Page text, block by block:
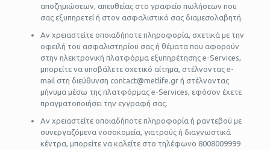
αποζημιώσεων, απευθείας στο γραφείο πωλήσεων που
σας εξυπηρετεί ή στον ασφαλιστικό σας διαμεσολαβητή.
Αν χρειαστείτε οποιαδήποτε πληροφορία, σχετικά με την
οφειλή του ασφαλιστηρίου σας ή θέματα που αφορούν
στην ηλεκτρονική πλατφόρμα εξυπηρέτησης e-Services,
μπορείτε να υποβάλετε σχετικό αίτημα, στέλνοντας e-
mail στη διεύθυνση contact@metlife.gr ή στέλνοντας
μήνυμα μέσω της πλατφόρμας e-Services, εφόσον έχετε
πραγματοποιήσει την εγγραφή σας.
Αν χρειαστείτε οποιαδήποτε πληροφορία ή ραντεβού με
συνεργαζόμενα νοσοκομεία, γιατρούς ή διαγνωστικά
κέντρα, μπορείτε να καλείτε στο τηλέφωνο 8008009999